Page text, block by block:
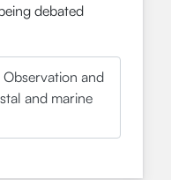
debated
and
and marine